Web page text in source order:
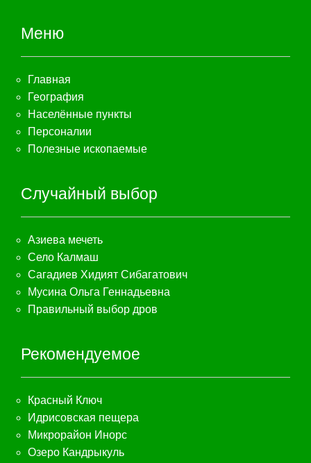
Меню
Главная
География
Населённые пункты
Персоналии
Полезные ископаемые
Случайный выбор
Азиева мечеть
Село Калмаш
Сагадиев Хидият Сибагатович
Мусина Ольга Геннадьевна
Правильный выбор дров
Рекомендуемое
Красный Ключ
Идрисовская пещера
Микрорайон Инорс
Озеро Кандрыкуль